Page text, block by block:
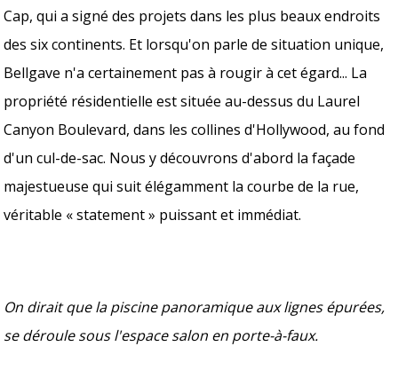
Cap, qui a signé des projets dans les plus beaux endroits
des six continents. Et lorsqu'on parle de situation unique,
Bellgave n'a certainement pas à rougir à cet égard... La
propriété résidentielle est située au-dessus du Laurel
Canyon Boulevard, dans les collines d'Hollywood, au fond
d'un cul-de-sac. Nous y découvrons d'abord la façade
majestueuse qui suit élégamment la courbe de la rue,
véritable « statement » puissant et immédiat.
On dirait que la piscine panoramique aux lignes épurées,
se déroule sous l'espace salon en porte-à-faux.